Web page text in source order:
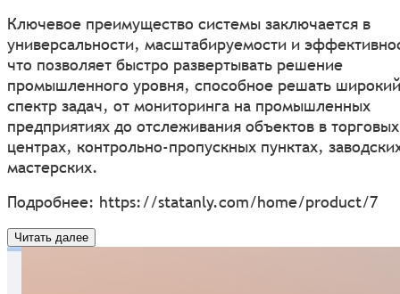
Ключевое преимущество системы заключается в
универсальности, масштабируемости и
что позволяет быстро развертывать решение
промышленного уровня, способное решать широкий
спектр задач, от мониторинга на промышленных
предприятиях до отслеживания объектов в торговых
центрах, контрольно-пропускных пунктах,
мастерских.
Подробнее: https://statanly.com/home/product/7
Читать далее